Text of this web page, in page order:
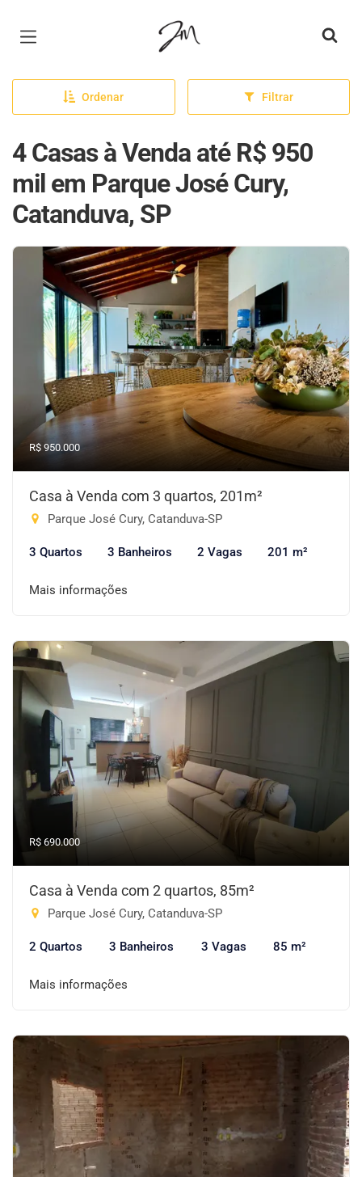
Página inicial
Ordenar Filtrar
4 Casas à Venda até R$ 950
mil em Parque José Cury,
Catanduva, SP
R$ 950.000
Casa à Venda com 3 quartos, 201m²
Parque José Cury, Catanduva-SP
3 Quartos 3 Banheiros 2 Vagas 201 m²
Mais informações
R$ 690.000
Casa à Venda com 2 quartos, 85m²
Parque José Cury, Catanduva-SP
2 Quartos 3 Banheiros 3 Vagas 85 m²
Mais informações